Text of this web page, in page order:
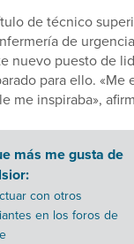
de técnico
de
nuevo puesto de
para ello.
me inspiraba»,
más me gusta de
con otros
en los foros de